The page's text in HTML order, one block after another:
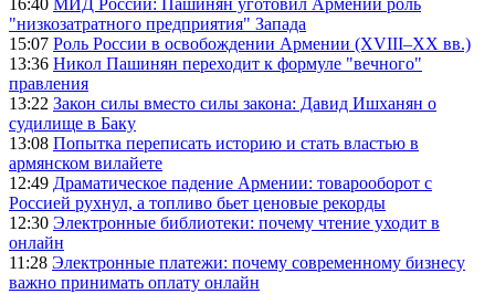
16:40 МИД России: Пашинян уготовил Армении роль
"низкозатратного предприятия" Запада
15:07 Роль России в освобождении Армении (XVIII–XX вв.)
13:36 Никол Пашинян переходит к формуле "вечного"
правления
13:22 Закон силы вместо силы закона: Давид Ишханян о
судилище в Баку
13:08 Попытка переписать историю и стать властью в
армянском вилайете
12:49 Драматическое падение Армении: товарооборот с
Россией рухнул, а топливо бьет ценовые рекорды
12:30 Электронные библиотеки: почему чтение уходит в
онлайн
11:28 Электронные платежи: почему современному бизнесу
важно принимать оплату онлайн